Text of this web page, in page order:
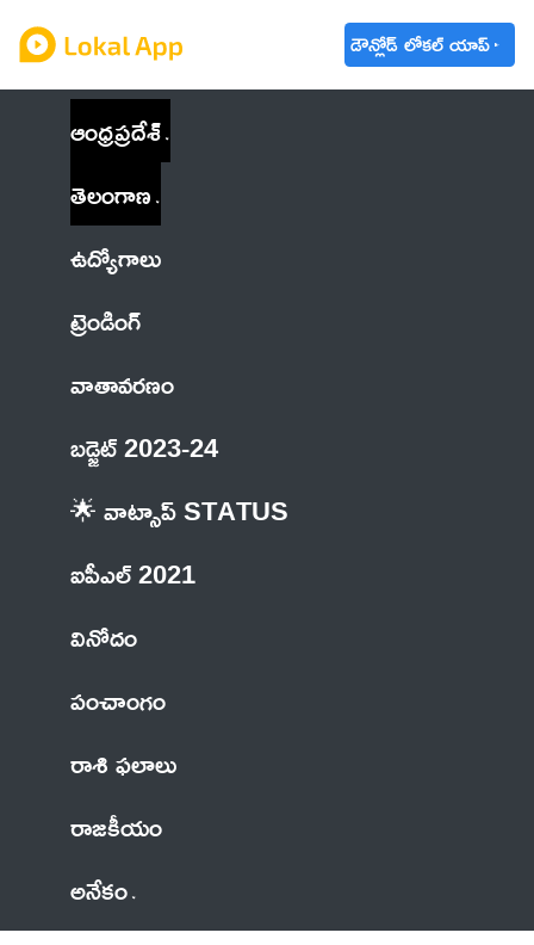
డౌన్లోడ్ లోకల్ యాప్
ఆంధ్రప్రదేశ్
తెలంగాణ
ఉద్యోగాలు
ట్రెండింగ్
వాతావరణం
బడ్జెట్ 2023-24
🌟 వాట్సాప్ STATUS
ఐపీఎల్ 2021
వినోదం
పంచాంగం
రాశి ఫలాలు
రాజకీయం
అనేకం